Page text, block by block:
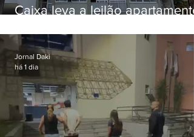
Caixa leva a leilão apartamento
Botafogo
Jornal Daki
há 1 dia